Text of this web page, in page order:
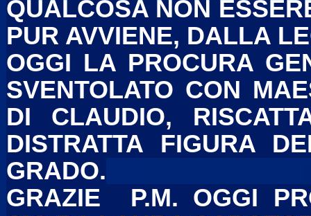
QUALCOSA NON
PUR AVVIENE, DALLA
OGGI LA PROCURA
SVENTOLATO CON
DI CLAUDIO,
DISTRATTA FIGURA
GRADO.
GRAZIE P.M. OGGI